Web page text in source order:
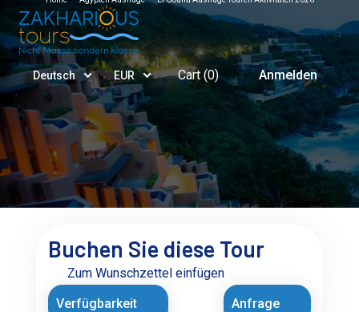
Deutsch EUR Cart (0) Anmelden
Buchen Sie diese Tour
Zum Wunschzettel einfügen
Verfügbarkeit
Anfrage